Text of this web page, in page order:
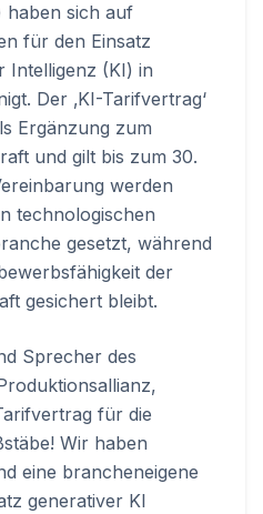
haben sich auf
für den Einsatz
Intelligenz (KI) in
Der ‚KI-Tarifvertrag‘
Ergänzung zum
und gilt bis zum 30.
werden
technologischen
gesetzt, während
der
gesichert bleibt.
Sprecher des
für die
Wir haben
eine brancheneigene
generativer KI